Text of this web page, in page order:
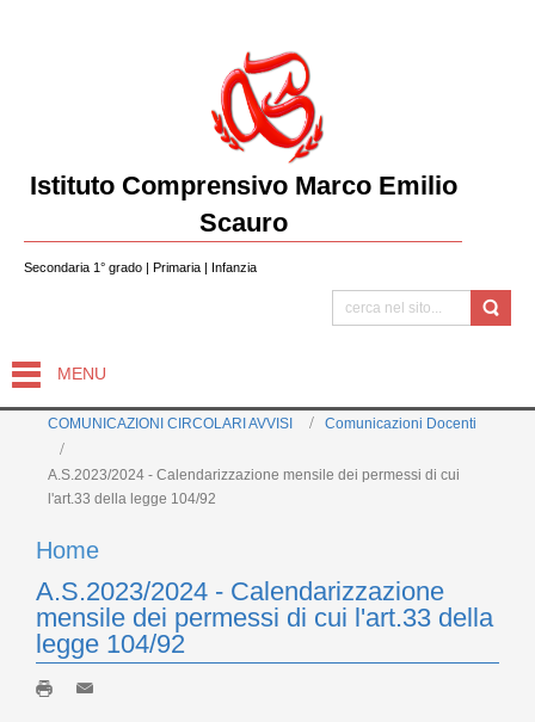
Istituto Comprensivo Marco Emilio
Scauro
Secondaria 1° grado | Primaria | Infanzia
MENU
COMUNICAZIONI CIRCOLARI AVVISI Comunicazioni Docenti
A.S.2023/2024 - Calendarizzazione mensile dei permessi di cui
l'art.33 della legge 104/92
Home
A.S.2023/2024 - Calendarizzazione
mensile dei permessi di cui l'art.33 della
legge 104/92